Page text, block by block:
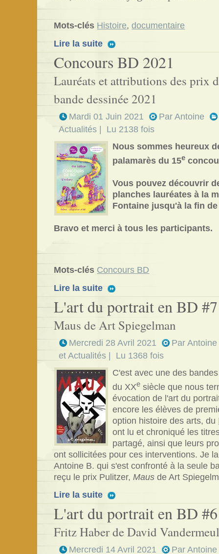
Mots-clés Histoire,documentaire
Lire la suite
Concours BD 2021
Lauréats et attributions des prix
bande dessinée 2021
Mardi 01 Juin 2021 ParAntoine
Actualités | Lu 2138 fois
Nous sommes heureux
palamarès du 15e
Vous pouvez découvrir
planches lauréates à la
Fontaine jusqu'à la fin
Bravo et merci à tous les participants.
Mots-clés Concours BD
Lire la suite
L'art du portrait en BD #7
Maus de Art Spiegelman
Mercredi 28 Avril 2021 ParAntoine
et Actualités | Lu 1368 fois
C'est avec une des
du XXe siècle que nous
évocation de l'art du
encore les élèves de
option histoire des arts, du
ont lu et chroniqué les
partagé, ainsi que leurs
ont sollicitées pour ces interventions. Je
Antoine B. qui s'est confronté à la seule
reçu le prix Pulitzer,Mausde Art
Lire la suite
L'art du portrait en BD #6
Fritz Haber de David
Mercredi 14 Avril 2021 ParAntoine